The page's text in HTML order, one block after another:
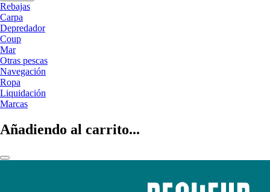
Rebajas
Carpa
Depredador
Coup
Mar
Otras pescas
Navegación
Ropa
Liquidación
Marcas
Añadiendo al carrito...